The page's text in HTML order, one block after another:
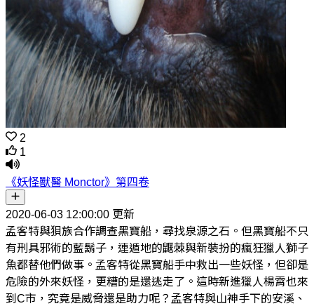
2
1
《妖怪獸醫 Monctor》第四卷
2020-06-03 12:00:00 更新
孟客特與狽族合作調查黑寶船，尋找泉源之石。但黑寶船不只
有刑具邪術的藍鬍子，連遁地的鼴棘與新裝扮的瘋狂獵人獅子
魚都替他們做事。孟客特從黑寶船手中救出一些妖怪，但卻是
危險的外來妖怪，更糟的是還逃走了。這時新進獵人楊霄也來
到C市，究竟是威脅還是助力呢？孟客特與山神手下的安溪、